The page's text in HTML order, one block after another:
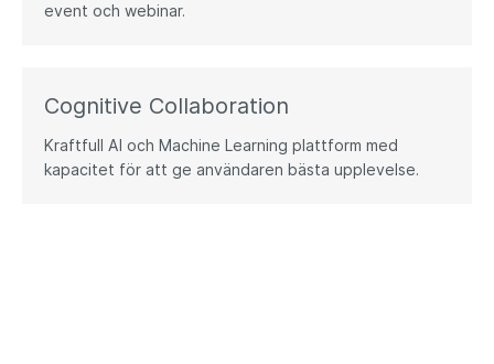
event och webinar.
Cognitive Collaboration​
Kraftfull AI och Machine Learning plattform med
kapacitet för att ge användaren bästa upplevelse.